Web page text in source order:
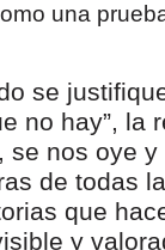
una
se
no hay”, la
se nos oye
de todas
que
y